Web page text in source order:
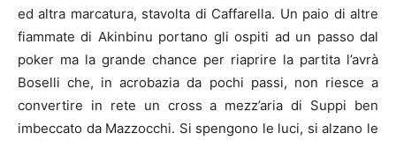
ed altra marcatura, stavolta di Caffarella. Un paio di altre
fiammate di Akinbinu portano gli ospiti ad un passo dal
poker ma la grande chance per riaprire la partita l’avrà
Boselli che, in acrobazia da pochi passi, non riesce a
convertire in rete un cross a mezz’aria di Suppi ben
imbeccato da Mazzocchi. Si spengono le luci, si alzano le